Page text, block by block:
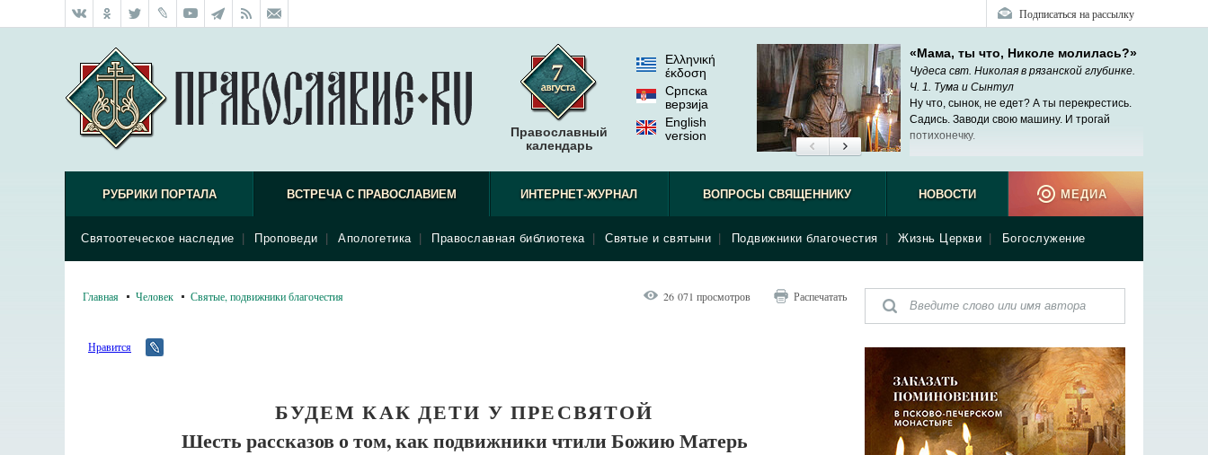
Подписаться на рассылку
Православный
календарь
Ελληνική
έκδοση
Српска
верзиjа
English
version
«Мама, ты что, Николе молилась?»
Чудеса свт. Николая в рязанской глубинке.
Ч. 1. Тума и Сынтул
Ну что, сынок, не едет? А ты перекрестись.
Садись. Заводи свою машину. И трогай
потихонечку.
РУБРИКИ ПОРТАЛА ВСТРЕЧА С ПРАВОСЛАВИЕМ
Святоотеческое наследие Проповеди Апологетика Православная библиотека Святые и святыни Подвижники благочестия Жизнь Церкви Богослужение
ИНТЕРНЕТ-ЖУРНАЛ ВОПРОСЫ СВЯЩЕННИКУ НОВОСТИ МЕДИА
Главная Человек Святые, подвижники благочестия 26 071 просмотров Распечатать
Нравится
БУДЕМ КАК ДЕТИ У ПРЕСВЯТОЙ
Шесть рассказов о том, как подвижники чтили Божию Матерь